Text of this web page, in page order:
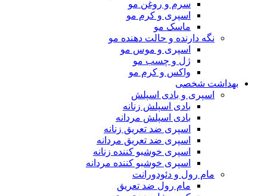
سرم و روغن مو
اسپری و کرم مو
ماسک مو
نگه دارنده و حالت دهنده مو
اسپری و موس مو
ژل و چسب مو
واکس و کرم مو
بهداشت شخصی
اسپری و بادی اسپلش
بادی اسپلش زنانه
بادی اسپلش مردانه
اسپری ضد تعریق زنانه
اسپری ضد تعریق مردانه
اسپری خوشبو کننده زنانه
اسپری خوشبو کننده مردانه
مام رول و دئودورانت
مام رول ضد تعریق